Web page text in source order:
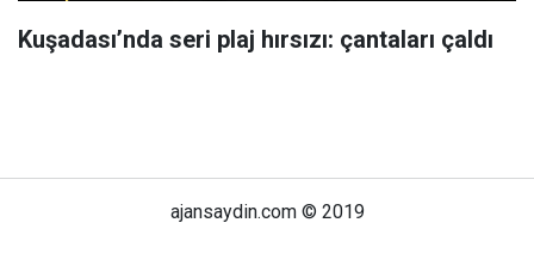
Kuşadası’nda seri plaj hırsızı: çantaları çaldı
ajansaydin.com © 2019